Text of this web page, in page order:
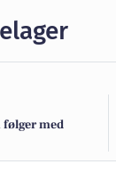
følger med